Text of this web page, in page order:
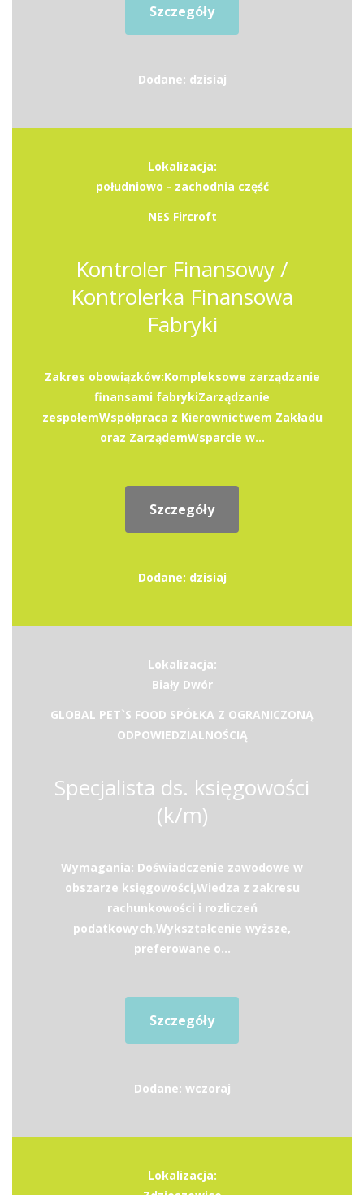
Szczegóły
Dodane: dzisiaj
Lokalizacja:
południowo - zachodnia część
NES Fircroft
Kontroler Finansowy /
Kontrolerka Finansowa
Fabryki
Zakres obowiązków:Kompleksowe zarządzanie
finansami fabrykiZarządzanie
zespołemWspółpraca z Kierownictwem Zakładu
oraz ZarządemWsparcie w...
Szczegóły
Dodane: dzisiaj
Lokalizacja:
Biały Dwór
GLOBAL PET`S FOOD SPÓŁKA Z OGRANICZONĄ
ODPOWIEDZIALNOŚCIĄ
Specjalista ds. księgowości
(k/m)
Wymagania: Doświadczenie zawodowe w
obszarze księgowości,Wiedza z zakresu
rachunkowości i rozliczeń
podatkowych,Wykształcenie wyższe,
preferowane o...
Szczegóły
Dodane: wczoraj
Lokalizacja: